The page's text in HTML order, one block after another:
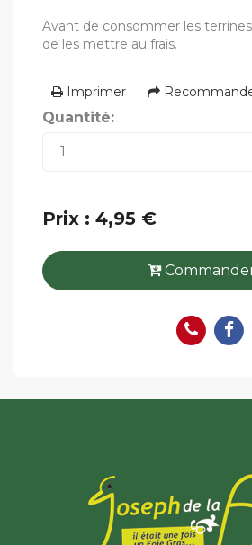
Avant de consommer les
de les mettre au frais.
Imprimer
Quantité:
Prix : 4,95 €